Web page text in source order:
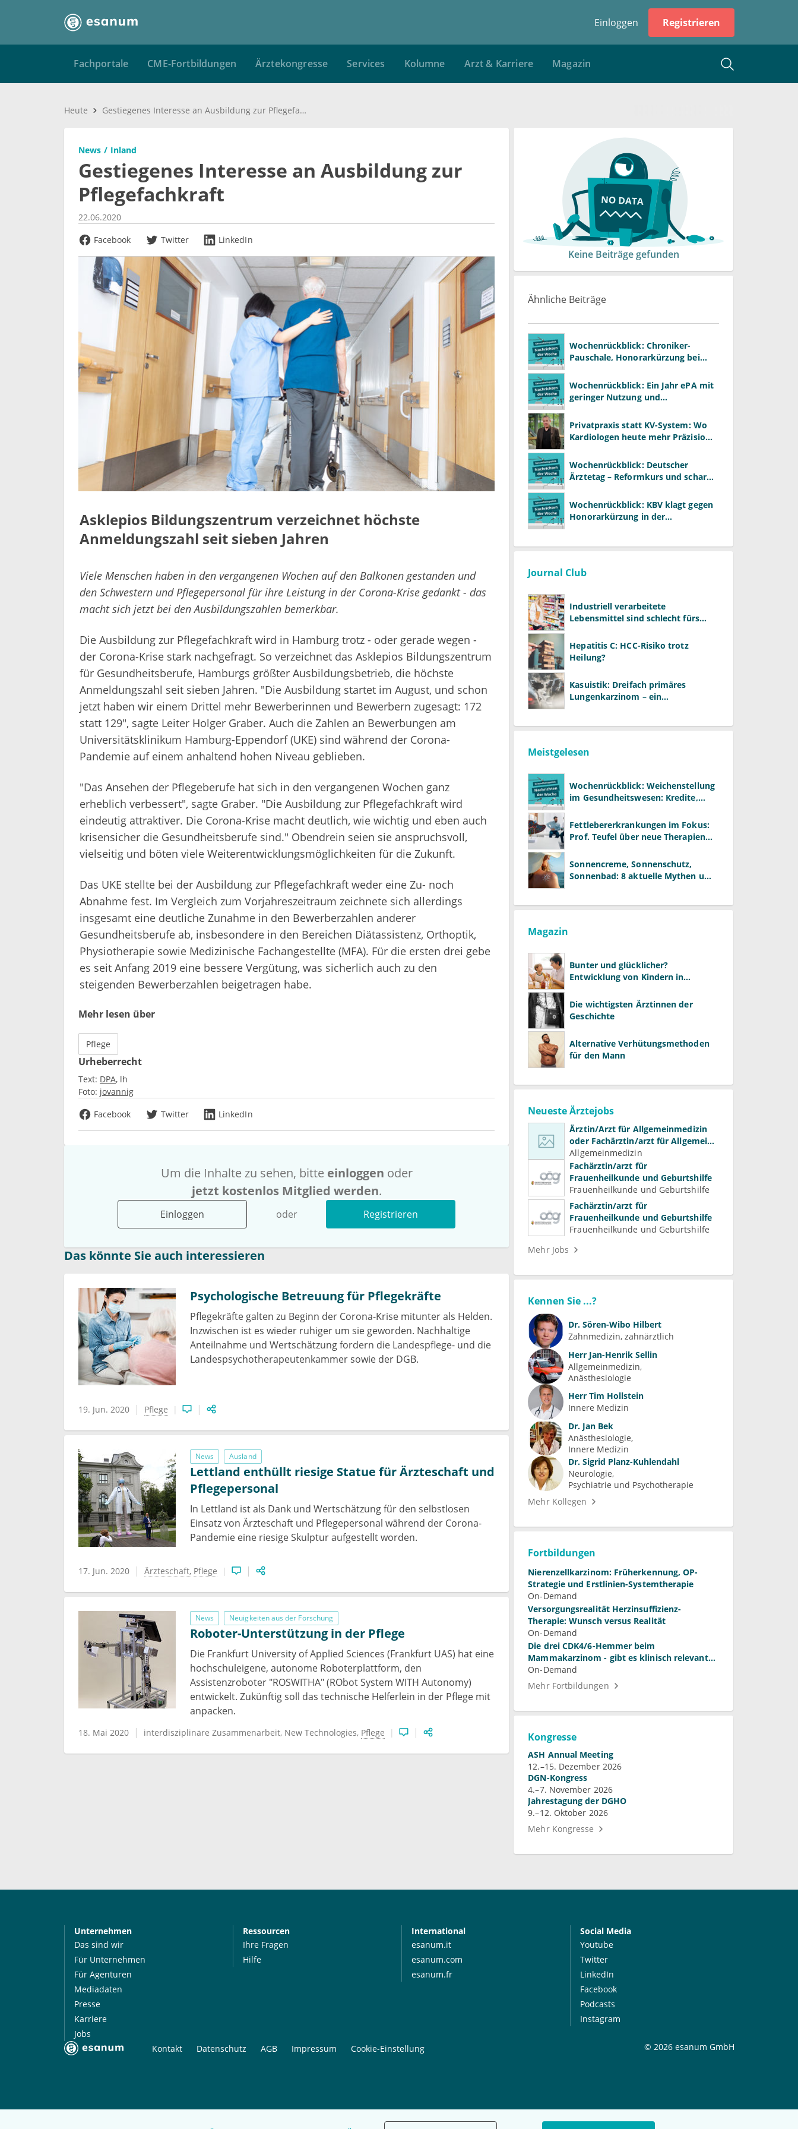
Einloggen Registrieren
Fachportale CME-Fortbildungen Ärztekongresse Services Kolumne Arzt & Karriere Magazin
Heute Gestiegenes Interesse an Ausbildung zur Pflegefachkraft
News Inland
Gestiegenes Interesse an Ausbildung zur
Pflegefachkraft
22.06.2020
Facebook
Twitter LinkedIn
Asklepios Bildungszentrum verzeichnet höchste
Anmeldungszahl seit sieben Jahren
Viele Menschen haben in den vergangenen Wochen auf den Balkonen gestanden und
den Schwestern und Pflegepersonal für ihre Leistung in der Corona-Krise gedankt - das
macht sich jetzt bei den Ausbildungszahlen bemerkbar.
Die Ausbildung zur Pflegefachkraft wird in Hamburg trotz - oder gerade wegen -
der Corona-Krise stark nachgefragt. So verzeichnet das Asklepios Bildungszentrum
für Gesundheitsberufe, Hamburgs größter Ausbildungsbetrieb, die höchste
Anmeldungszahl seit sieben Jahren. "Die Ausbildung startet im August, und schon
jetzt haben wir einem Drittel mehr Bewerberinnen und Bewerbern zugesagt: 172
statt 129", sagte Leiter Holger Graber. Auch die Zahlen an Bewerbungen am
Universitätsklinikum Hamburg-Eppendorf (UKE) sind während der Corona-
Pandemie auf einem anhaltend hohen Niveau geblieben.
"Das Ansehen der Pflegeberufe hat sich in den vergangenen Wochen ganz
erheblich verbessert", sagte Graber. "Die Ausbildung zur Pflegefachkraft wird
eindeutig attraktiver. Die Corona-Krise macht deutlich, wie wichtig und eben auch
krisensicher die Gesundheitsberufe sind." Obendrein seien sie anspruchsvoll,
vielseitig und böten viele Weiterentwicklungsmöglichkeiten für die Zukunft.
Das UKE stellte bei der Ausbildung zur Pflegefachkraft weder eine Zu- noch
Abnahme fest. Im Vergleich zum Vorjahreszeitraum zeichnete sich allerdings
insgesamt eine deutliche Zunahme in den Bewerberzahlen anderer
Gesundheitsberufe ab, insbesondere in den Bereichen Diätassistenz, Orthoptik,
Physiotherapie sowie Medizinische Fachangestellte (MFA). Für die ersten drei gebe
es seit Anfang 2019 eine bessere Vergütung, was sicherlich auch zu den
steigenden Bewerberzahlen beigetragen habe.
Mehr lesen über
Pflege
Urheberrecht
Text: DPA lh
Foto: jovannig
Facebook
Twitter LinkedIn
Um die Inhalte zu sehen, bitte einloggen oder
jetzt kostenlos Mitglied werden.
Einloggen oder Registrieren
Das könnte Sie auch interessieren
Psychologische Betreuung für Pflegekräfte
Pflegekräfte galten zu Beginn der Corona-Krise mitunter als Helden.
Inzwischen ist es wieder ruhiger um sie geworden. Nachhaltige
Anteilnahme und Wertschätzung fordern die Landespflege- und die
Landespsychotherapeutenkammer sowie der DGB.
19. Jun. 2020 Pflege
News Ausland
Lettland enthüllt riesige Statue für Ärzteschaft und
Pflegepersonal
In Lettland ist als Dank und Wertschätzung für den selbstlosen
Einsatz von Ärzteschaft und Pflegepersonal während der Corona-
Pandemie eine riesige Skulptur aufgestellt worden.
17. Jun. 2020 Ärzteschaft Pflege
News Neuigkeiten aus der Forschung
Roboter-Unterstützung in der Pflege
Die Frankfurt University of Applied Sciences (Frankfurt UAS) hat eine
hochschuleigene, autonome Roboterplattform, den
Assistenzroboter "ROSWITHA" (RObot System WITH Autonomy)
entwickelt. Zukünftig soll das technische Helferlein in der Pflege mit
anpacken.
18. Mai 2020 interdisziplinäre Zusammenarbeit New Technologies Pflege
Keine Beiträge gefunden
Ähnliche Beiträge
Wochenrückblick: Chroniker-
Pauschale, Honorarkürzung bei
Wochenrückblick: Ein Jahr ePA mit
geringer Nutzung und
Privatpraxis statt KV-System: Wo
Kardiologen heute mehr Präzision
entstehen
Wochenrückblick: Deutscher
Ärztetag – Reformkurs und scharfe
Wochenrückblick: KBV klagt gegen
Honorarkürzung in der
Journal Club
Industriell verarbeitete
Lebensmittel sind schlecht fürs
Hepatitis C: HCC-Risiko trotz
Heilung?
Kasuistik: Dreifach primäres
Lungenkarzinom – ein
Meistgelesen
Wochenrückblick: Weichenstellung
im Gesundheitswesen: Kredite,
Fettlebererkrankungen im Fokus:
Prof. Teufel über neue Therapien
Sonnencreme, Sonnenschutz,
Sonnenbad: 8 aktuelle Mythen und
Magazin
Bunter und glücklicher?
Entwicklung von Kindern in
Die wichtigsten Ärztinnen der
Geschichte
Alternative Verhütungsmethoden
für den Mann
Neueste Ärztejobs
Ärztin/Arzt für Allgemeinmedizin
oder Fachärztin/arzt für Allgemein-
und Familienmedizin für
Psychiatrie und
Psychotherapeutische Medizin
Allgemeinmedizin
Fachärztin/arzt für
Frauenheilkunde und Geburtshilfe
Frauenheilkunde und Geburtshilfe
Fachärztin/arzt für
Frauenheilkunde und Geburtshilfe
Frauenheilkunde und Geburtshilfe
Mehr Jobs
Kennen Sie ...?
Dr. Sören-Wibo Hilbert
Zahnmedizin, zahnärztlich
Herr Jan-Henrik Sellin
Allgemeinmedizin
Anästhesiologie
Herr Tim Hollstein
Innere Medizin
Dr. Jan Bek
Anästhesiologie
Innere Medizin
Dr. Sigrid Planz-Kuhlendahl
Neurologie
Psychiatrie und Psychotherapie
Mehr Kollegen
Fortbildungen
Nierenzellkarzinom: Früherkennung, OP-
Strategie und Erstlinien-Systemtherapie
On-Demand
Versorgungsrealität Herzinsuffizienz-
Therapie: Wunsch versus Realität
On-Demand
Die drei CDK4/6-Hemmer beim
Mammakarzinom - gibt es klinisch relevante
Unterschiede?
On-Demand
Mehr Fortbildungen
Kongresse
ASH Annual Meeting
12.–15. Dezember 2026
DGN-Kongress
4.–7. November 2026
Jahrestagung der DGHO
9.–12. Oktober 2026
Mehr Kongresse
Unternehmen
Das sind wir
Für Unternehmen
Für Agenturen
Mediadaten
Presse
Karriere
Jobs
Ressourcen
Ihre Fragen
Hilfe
International
esanum.it
esanum.com
esanum.fr
Social Media
Youtube
Twitter
LinkedIn
Facebook
Podcasts
Instagram
Kontakt Datenschutz AGB Impressum Cookie-Einstellung © 2026 esanum GmbH